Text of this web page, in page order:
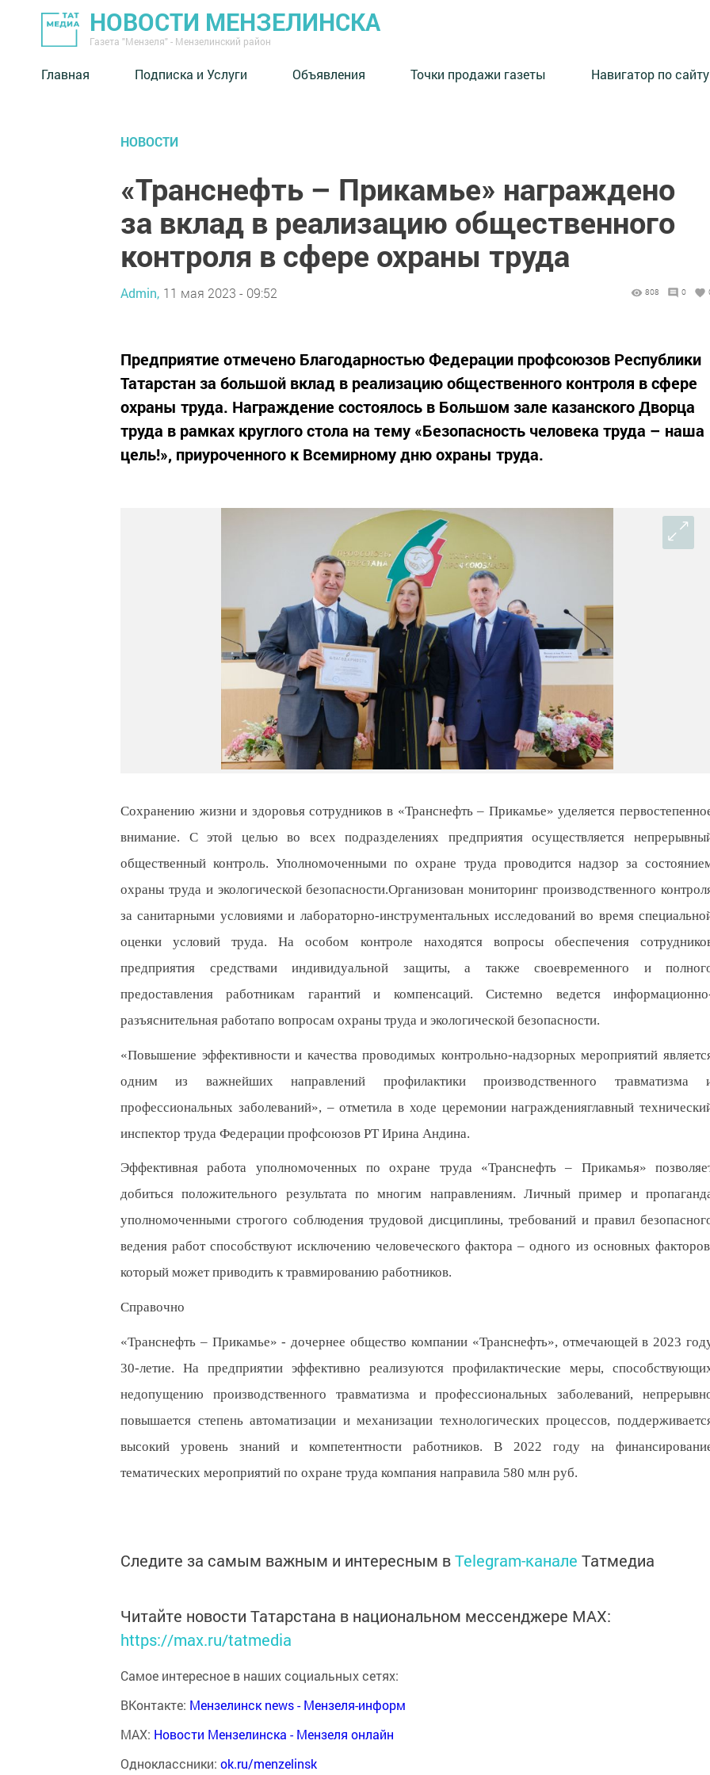
НОВОСТИ МЕНЗЕЛИНСКА
Газета "Мензеля" - Мензелинский район
Главная Подписка и Услуги Объявления Точки продажи газеты Навигатор по сайту
НОВОСТИ
«Транснефть – Прикамье» награждено
за вклад в реализацию общественного
контроля в сфере охраны труда
Admin, 11 мая 2023 - 09:52 808 0
Предприятие отмечено Благодарностью Федерации профсоюзов Республики
Татарстан за большой вклад в реализацию общественного контроля в сфере
охраны труда. Награждение состоялось в Большом зале казанского Дворца
труда в рамках круглого стола на тему «Безопасность человека труда – наша
цель!», приуроченного к Всемирному дню охраны труда.
Сохранению жизни и здоровья сотрудников в «Транснефть – Прикамье» уделяется
внимание. С этой целью во всех подразделениях предприятия осуществляется
общественный контроль. Уполномоченными по охране труда проводится надзор за
охраны труда и экологической безопасности.Организован мониторинг производственного
за санитарными условиями и лабораторно-инструментальных исследований во время
оценки условий труда. На особом контроле находятся вопросы обеспечения
предприятия средствами индивидуальной защиты, а также своевременного и
предоставления работникам гарантий и компенсаций. Системно ведется
разъяснительная работапо вопросам охраны труда и экологической безопасности.
«Повышение эффективности и качества проводимых контрольно-надзорных мероприятий
одним из важнейших направлений профилактики производственного травматизма
профессиональных заболеваний», – отметила в ходе церемонии награжденияглавный
инспектор труда Федерации профсоюзов РТ Ирина Андина.
Эффективная работа уполномоченных по охране труда «Транснефть – Прикамья»
добиться положительного результата по многим направлениям. Личный пример и
уполномоченными строгого соблюдения трудовой дисциплины, требований и правил
ведения работ способствуют исключению человеческого фактора – одного из основных
который может приводить к травмированию работников.
Справочно
«Транснефть – Прикамье» - дочернее общество компании «Транснефть», отмечающей в 2023
30-летие. На предприятии эффективно реализуются профилактические меры,
недопущению производственного травматизма и профессиональных заболеваний,
повышается степень автоматизации и механизации технологических процессов,
высокий уровень знаний и компетентности работников. В 2022 году на
тематических мероприятий по охране труда компания направила 580 млн руб.
Следите за самым важным и интересным вTelegram-канале Татмедиа
Читайте новости Татарстана в национальном мессенджере MАХ:
https://max.ru/tatmedia
Самое интересное в наших социальных сетях:
ВКонтакте: Мензелинск news - Мензеля-информ
MAX: Новости Мензелинска - Мензеля онлайн
Одноклассники: ok.ru/menzelinsk